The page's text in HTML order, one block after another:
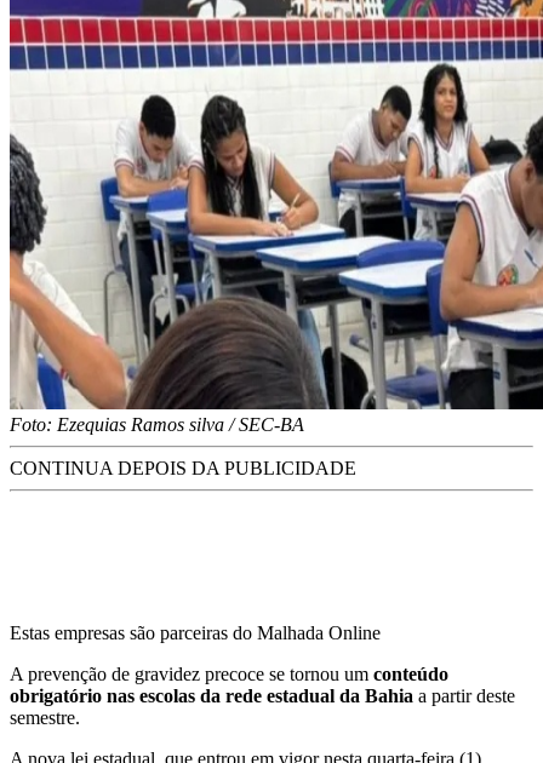
Foto: Ezequias Ramos silva / SEC-BA
CONTINUA DEPOIS DA PUBLICIDADE
Estas empresas são parceiras do Malhada Online
A prevenção de gravidez precoce se tornou um conteúdo
obrigatório nas escolas da rede estadual da Bahia a partir deste
semestre.
A nova lei estadual, que entrou em vigor nesta quarta-feira (1),